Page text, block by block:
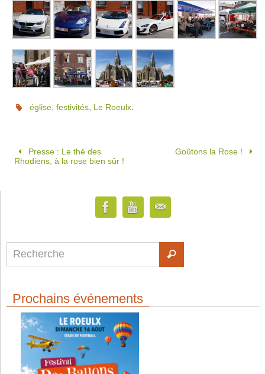
église,festivités, Le Roeulx.
Presse : Le thé des
Rhodiens, à la rose bien sûr !
Goûtons la Rose !
Prochains événements